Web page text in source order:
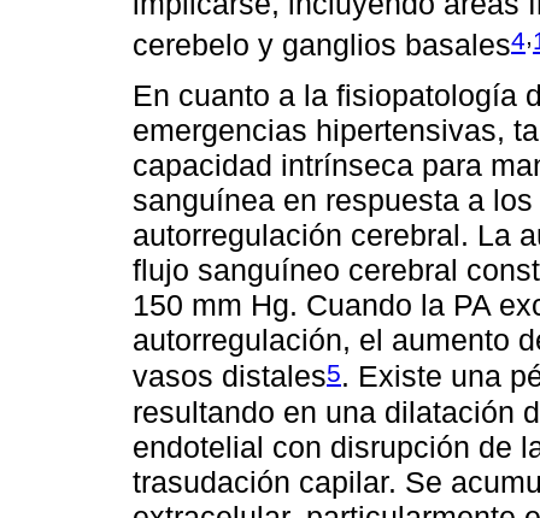
cerebelo y ganglios basales4,
En cuanto a la fisiopatología
emergencias hipertensivas,
capacidad intrínseca para
sanguínea en respuesta a
autorregulación cerebral. La
flujo sanguíneo cerebral
150 mm Hg. Cuando la PA
autorregulación, el aumento
vasos distales5. Existe una
resultando en una dilatación
endotelial con disrupción de
trasudación capilar. Se